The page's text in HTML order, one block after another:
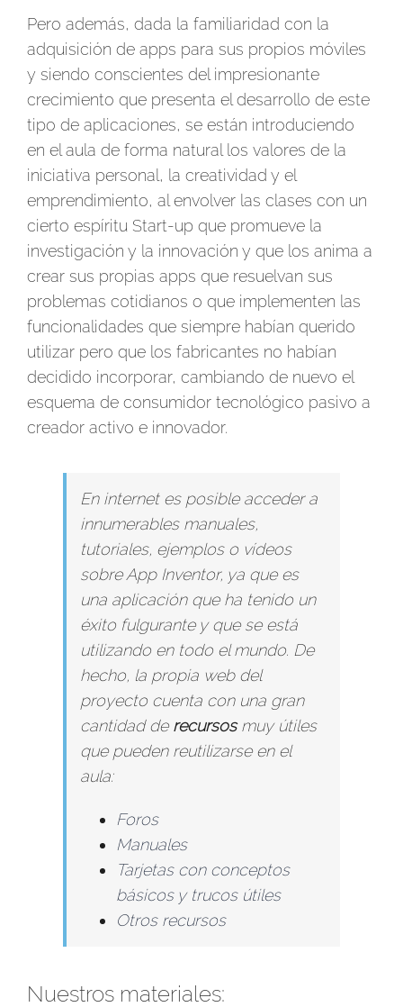
Pero además, dada la familiaridad con la
adquisición de apps para sus propios móviles
y siendo conscientes del impresionante
crecimiento que presenta el desarrollo de este
tipo de aplicaciones, se están introduciendo
en el aula de forma natural los valores de la
iniciativa personal, la creatividad y el
emprendimiento, al envolver las clases con un
cierto espíritu Start-up que promueve la
investigación y la innovación y que los anima a
crear sus propias apps que resuelvan sus
problemas cotidianos o que implementen las
funcionalidades que siempre habían querido
utilizar pero que los fabricantes no habían
decidido incorporar, cambiando de nuevo el
esquema de consumidor tecnológico pasivo a
creador activo e innovador.
En internet es posible acceder a
innumerables manuales,
tutoriales, ejemplos o vídeos
sobre App Inventor, ya que es
una aplicación que ha tenido un
éxito fulgurante y que se está
utilizando en todo el mundo. De
hecho, la propia web del
proyecto cuenta con una gran
cantidad derecursosmuy útiles
que pueden reutilizarse en el
aula:
Foros
Manuales
Tarjetas con conceptos
básicos y trucos útiles
Otros recursos
Nuestros materiales: